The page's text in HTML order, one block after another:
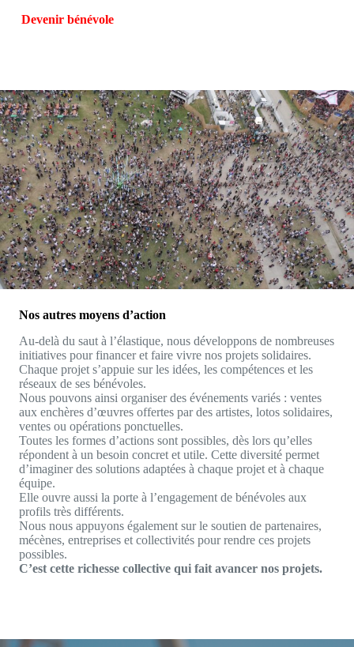
Devenir bénévole
Nos autres moyens d’action
Au-delà du saut à l’élastique, nous développons de nombreuses
initiatives pour financer et faire vivre nos projets solidaires.
Chaque projet s’appuie sur les idées, les compétences et les
réseaux de ses bénévoles.
Nous pouvons ainsi organiser des événements variés : ventes
aux enchères d’œuvres offertes par des artistes, lotos solidaires,
ventes ou opérations ponctuelles.
Toutes les formes d’actions sont possibles, dès lors qu’elles
répondent à un besoin concret et utile. Cette diversité permet
d’imaginer des solutions adaptées à chaque projet et à chaque
équipe.
Elle ouvre aussi la porte à l’engagement de bénévoles aux
profils très différents.
Nous nous appuyons également sur le soutien de partenaires,
mécènes, entreprises et collectivités pour rendre ces projets
possibles.
C’est cette richesse collective qui fait avancer nos projets.